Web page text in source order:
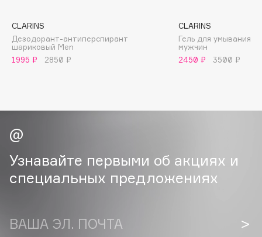
BORK
Brunello Cucinelli
Bvlgari
Byredo
C
Cadence
Carmex
CLARINS
Дезодорант-антиперспирант
шариковый Men
1995 ₽
2850 ₽
CLARINS
Гель для умывания
мужчин
2450 ₽
3500 ₽
Узнавайте первыми об акциях и
специальных предложениях
ВАША ЭЛ. ПОЧТА